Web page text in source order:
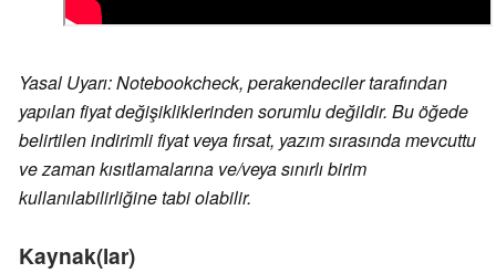
Yasal Uyarı: Notebookcheck, perakendeciler tarafından
yapılan fiyat değişikliklerinden sorumlu değildir. Bu öğede
belirtilen indirimli fiyat veya fırsat, yazım sırasında mevcuttu
ve zaman kısıtlamalarına ve/veya sınırlı birim
kullanılabilirliğine tabi olabilir.
Kaynak(lar)